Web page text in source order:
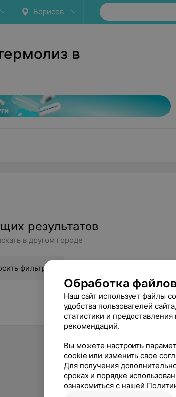
Борисов
в
результатов
в другом городе
фильтры
Обработка
Наш сайт использует файлы
удобства пользователей
статистики и
рекомендаций.
Вы можете настроить
cookie или изменить свое
Для получения
сроках и порядке
ознакомиться с нашей